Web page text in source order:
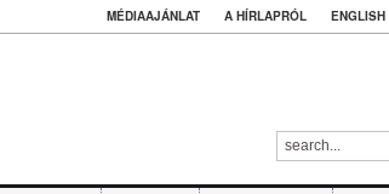
MÉDIAAJÁNLAT A HÍRLAPRÓL ENGLISH